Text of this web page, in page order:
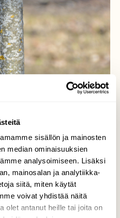
sisällön ja mainosten
median ominaisuuksien
analysoimiseen. Lisäksi
mainosalan ja analytiikka-
siitä, miten käytät
voivat yhdistää näitä
olet antanut heille tai joita on